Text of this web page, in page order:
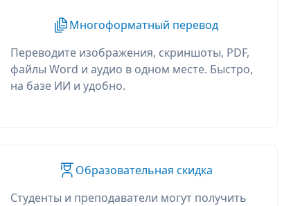
Многоформатный перевод
Переводите изображения, скриншоты, PDF,
файлы Word и аудио в одном месте. Быстро,
на базе ИИ и удобно.
Образовательная скидка
Студенты и преподаватели могут получить